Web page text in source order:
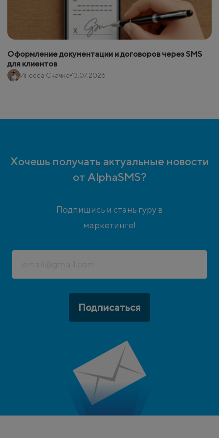
Оформление документации и договоров через SMS
для клиентов
Инесса Скачко 13.07.2026
Хочешь получать актуальные новости
от AlphaSMS?
Подпишись и стань гуру в
маркетинге!
Подписаться